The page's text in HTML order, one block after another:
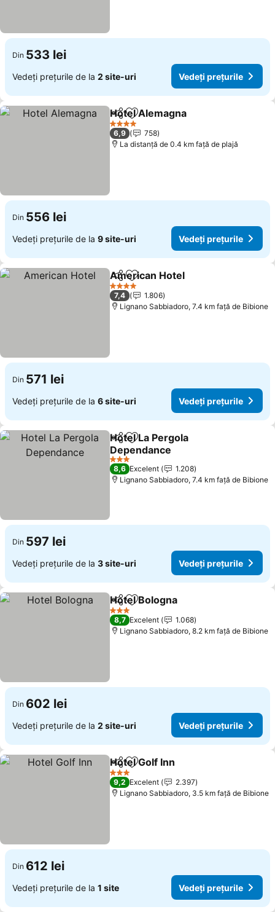
Din 533 lei
Vedeți prețurile de la 2 site-uri Vedeți prețurile
DistribuițiAdăugaţi la favorite
Hotel Alemagna
4 Stele
6,9
758
La distanță de 0.4 km față de plajă
Din 556 lei
Vedeți prețurile de la 9 site-uri Vedeți prețurile
DistribuițiAdăugaţi la favorite
American Hotel
4 Stele
7,4
1.806
Lignano Sabbiadoro, 7.4 km faţă de Bibione
Din 571 lei
Vedeți prețurile de la 6 site-uri Vedeți prețurile
DistribuițiAdăugaţi la favorite
Hotel La Pergola
Dependance
3 Stele
8,6 Excelent
1.208
Lignano Sabbiadoro, 7.4 km faţă de Bibione
Din 597 lei
Vedeți prețurile de la 3 site-uri Vedeți prețurile
DistribuițiAdăugaţi la favorite
Hotel Bologna
3 Stele
8,7 Excelent
1.068
Lignano Sabbiadoro, 8.2 km faţă de Bibione
Din 602 lei
Vedeți prețurile de la 2 site-uri Vedeți prețurile
DistribuițiAdăugaţi la favorite
Hotel Golf Inn
3 Stele
9,2 Excelent
2.397
Lignano Sabbiadoro, 3.5 km faţă de Bibione
Din 612 lei
Vedeți prețurile de la 1 site Vedeți prețurile